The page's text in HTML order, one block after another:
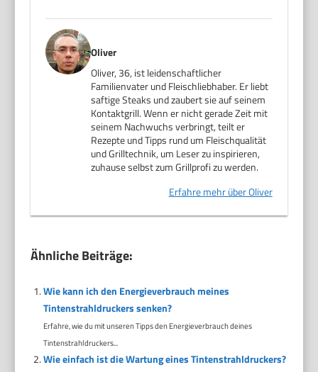
Oliver
Oliver, 36, ist leidenschaftlicher
Familienvater und Fleischliebhaber. Er liebt
saftige Steaks und zaubert sie auf seinem
Kontaktgrill. Wenn er nicht gerade Zeit mit
seinem Nachwuchs verbringt, teilt er
Rezepte und Tipps rund um Fleischqualität
und Grilltechnik, um Leser zu inspirieren,
zuhause selbst zum Grillprofi zu werden.
Erfahre mehr über Oliver
Ähnliche Beiträge:
Wie kann ich den Energieverbrauch meines
Tintenstrahldruckers senken?
Erfahre, wie du mit unseren Tipps den Energieverbrauch deines
Tintenstrahldruckers...
Wie einfach ist die Wartung eines Tintenstrahldruckers?